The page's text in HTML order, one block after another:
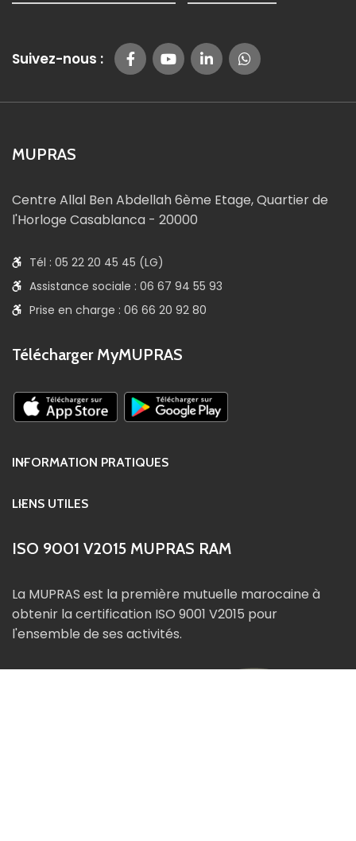
Suivez-nous :
MUPRAS
Centre Allal Ben Abdellah 6ème Etage, Quartier de
l'Horloge Casablanca - 20000
Tél : 05 22 20 45 45 (LG)
Assistance sociale : 06 67 94 55 93
Prise en charge : 06 66 20 92 80
Télécharger MyMUPRAS
INFORMATION PRATIQUES
LIENS UTILES
ISO 9001 V2015 MUPRAS RAM
La MUPRAS est la première mutuelle marocaine à
obtenir la certification ISO 9001 V2015 pour
l'ensemble de ses activités.